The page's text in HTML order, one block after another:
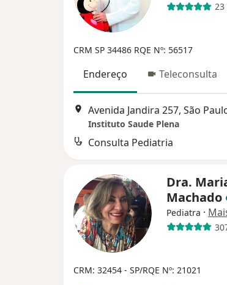
23
CRM SP 34486 RQE Nº: 56517
Endereço Teleconsulta
Avenida Jandira 257, São
Instituto Saude Plena
Consulta Pediatria
Dra.
Machado
Pediatra ·
CRM: 32454 - SP/RQE Nº: 21021